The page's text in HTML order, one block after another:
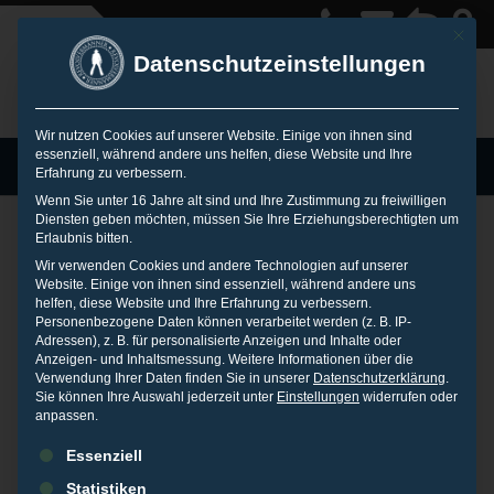
MENU
Personal Reputation
Management
8. AUGUST 2011 PRESSEARCHIV
Das renommierte Online-Magazin und Wissensportal
Mit
Datenschutzeinstellungen
Wir nutzen Cookies auf unserer Website. Einige von ihnen sind
essenziell, während andere uns helfen, diese Website und Ihre
Erfahrung zu verbessern.
Wenn Sie unter 16 Jahre alt sind und Ihre Zustimmung zu freiwilligen
Diensten geben möchten, müssen Sie Ihre Erziehungsberechtigten um
Erlaubnis bitten.
Wir verwenden Cookies und andere Technologien auf unserer
Website. Einige von ihnen sind essenziell, während andere uns
helfen, diese Website und Ihre Erfahrung zu verbessern.
Personenbezogene Daten können verarbeitet werden (z. B. IP-
Adressen), z. B. für personalisierte Anzeigen und Inhalte oder
Anzeigen- und Inhaltsmessung. Weitere Informationen über die
Verwendung Ihrer Daten finden Sie in unserer Datenschutzerklärung.
Sie können Ihre Auswahl jederzeit unter Einstellungen widerrufen oder
anpassen.
Es folgt eine Liste der Service-Gruppen, für die eine
Essenziell
Statistiken